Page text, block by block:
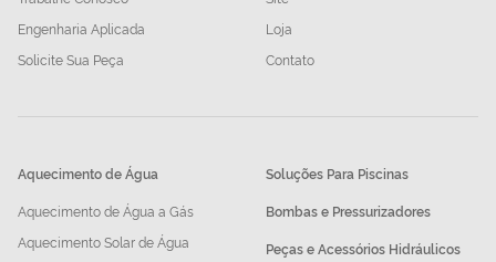
Engenharia Aplicada
Solicite Sua Peça
Loja
Contato
Aquecimento de Água
Aquecimento de Água a Gás
Aquecimento Solar de Água
Soluções Para Piscinas
Bombas e Pressurizadores
Peças e Acessórios Hidráulicos